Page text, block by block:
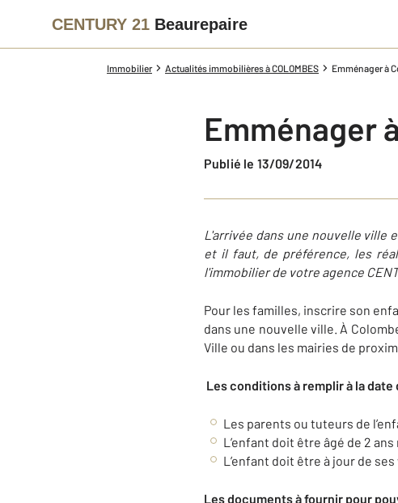
CENTURY 21 Beaurepaire
Immobilier Actualités immobilières à COLOMBES Emménager à
Emménager
Publié le 13/09/2014
L'arrivée dans une nouvelle ville
et il faut, de préférence, les
l'immobilier de votre agence
Pour les familles, inscrire son
dans une nouvelle ville. À
Ville ou dans les mairies de
Les conditions à remplir à la date
Les parents ou tuteurs de
L’enfant doit être âgé de 2
L’enfant doit être à jour de
Les documents à fournir pour